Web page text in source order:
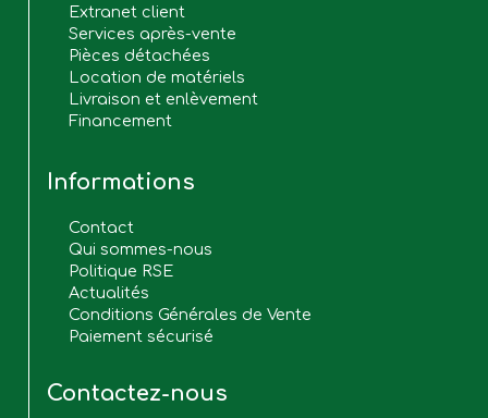
Extranet client
Services après-vente
Pièces détachées
Location de matériels
Livraison et enlèvement
Financement
Informations
Contact
Qui sommes-nous
Politique RSE
Actualités
Conditions Générales de Vente
Paiement sécurisé
Contactez-nous